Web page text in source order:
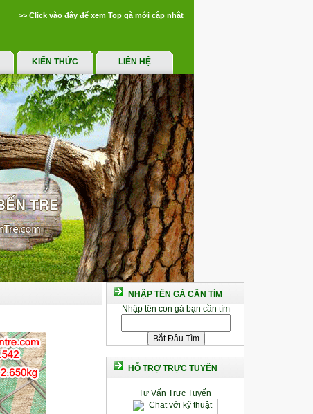
>> Click vào đây để xem Top gà mới cập nhật
KIẾN THỨC LIÊN HỆ
NHẬP TÊN GÀ CẦN TÌM
Nhập tên con gà bạn cần tìm
HỖ TRỢ TRỰC TUYẾN
Tư Vấn Trực Tuyến